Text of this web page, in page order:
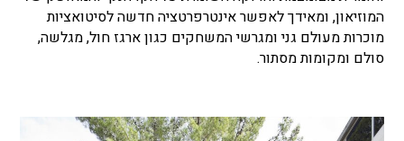
המוזיאון, ומאידך לאפשר אינטרפרטציה חדשה לסיטואציות
מוכרות מעולם גני ומגרשי המשחקים כגון ארגז חול, מגלשה,
סולם ומקומות מסתור.